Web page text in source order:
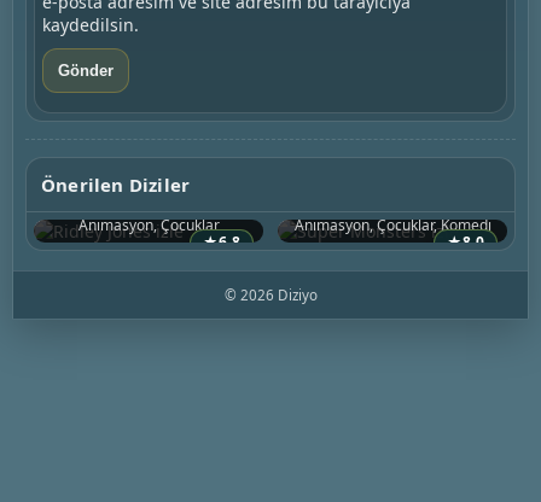
kaydedilsin.
Önerilen Diziler
★6.8
Ridley Jones
Animasyon, Çocuklar
★8.0
Animasyon, Çocuklar, Komedi
© 2026 Diziyo